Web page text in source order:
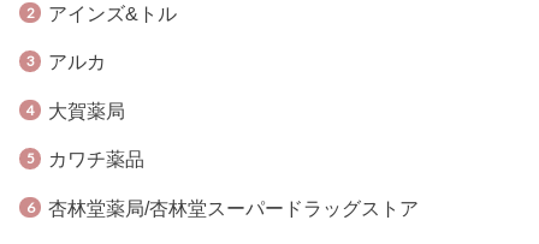
アインズ&トル
アルカ
大賀薬局
カワチ薬品
杏林堂薬局/杏林堂スーパードラッグストア